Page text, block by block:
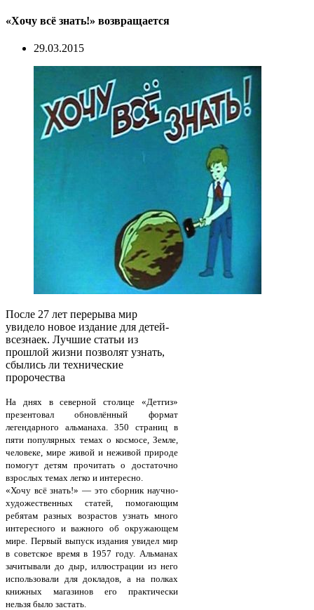
«Хочу всё знать!» возвращается
29.03.2015
После 27 лет перерыва мир
увидело новое издание для детей-
всезнаек. Лучшие статьи из
прошлой жизни позволят узнать,
сбылись ли технические
пророчества
На днях в северной столице «Детгиз»
презентовал обновлённый формат
легендарного альманаха. 350 страниц в
пяти популярных темах о космосе, Земле,
человеке, мире живой и неживой природе
помогут детям прочитать о достаточно
взрослых темах легко и интересно.
«Хочу всё знать!» — это сборник научно-
художественных статей, помогающим
ребятам разных возрастов узнать много
интересного и важного об окружающем
мире. Первый выпуск издания увидел мир
в советское время в 1957 году. Альманах
зачитывали до дыр, иллюстрации из него
использовали для докладов, а на полках
книжных магазинов его практически
нельзя было застать.